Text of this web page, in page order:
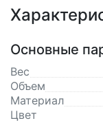
Основные
Вес
Объем
Материал
Цвет